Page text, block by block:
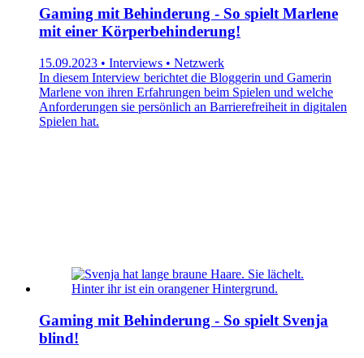
Gaming mit Behinderung - So spielt Marlene
mit einer Körperbehinderung!
15.09.2023 • Interviews • Netzwerk
In diesem Interview berichtet die Bloggerin und Gamerin
Marlene von ihren Erfahrungen beim Spielen und welche
Anforderungen sie persönlich an Barrierefreiheit in digitalen
Spielen hat.
Gaming mit Behinderung - So spielt Svenja
blind!